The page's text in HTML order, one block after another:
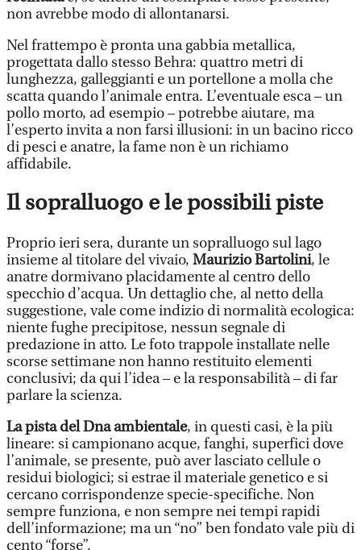
non avrebbe modo di allontanarsi.
Nel frattempo è pronta una gabbia metallica,
progettata dallo stesso Behra: quattro metri di
lunghezza, galleggianti e un portellone a molla che
scatta quando l’animale entra. L’eventuale esca – un
pollo morto, ad esempio – potrebbe aiutare, ma
l’esperto invita a non farsi illusioni: in un bacino ricco
di pesci e anatre, la fame non è un richiamo
affidabile.
Il sopralluogo e le possibili piste
Proprio ieri sera, durante un sopralluogo sul lago
insieme al titolare del vivaio, Maurizio Bartolini, le
anatre dormivano placidamente al centro dello
specchio d’acqua. Un dettaglio che, al netto della
suggestione, vale come indizio di normalità ecologica:
niente fughe precipitose, nessun segnale di
predazione in atto. Le foto trappole installate nelle
scorse settimane non hanno restituito elementi
conclusivi; da qui l’idea – e la responsabilità – di far
parlare la scienza.
La pista del Dna ambientale, in questi casi, è la più
lineare: si campionano acque, fanghi, superfici dove
l’animale, se presente, può aver lasciato cellule o
residui biologici; si estrae il materiale genetico e si
cercano corrispondenze specie-specifiche. Non
sempre funziona, e non sempre nei tempi rapidi
dell’informazione; ma un “no” ben fondato vale più di
cento “forse”.